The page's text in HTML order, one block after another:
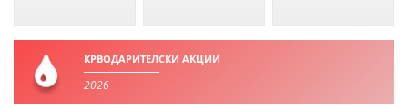
КРВОДАРИТЕЛСКИ АКЦИИ
2026